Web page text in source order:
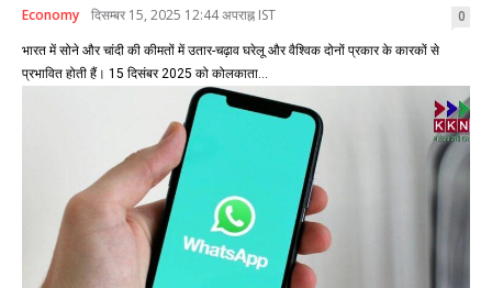
Economy दिसम्बर 15, 2025 12:44 अपराह्न IST 0
भारत में सोने और चांदी की कीमतों में उतार-चढ़ाव घरेलू और वैश्विक दोनों प्रकार के कारकों से
प्रभावित होती हैं। 15 दिसंबर 2025 को कोलकाता...